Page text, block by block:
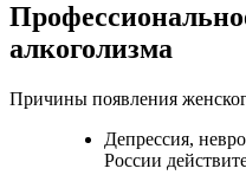
алкоголизма
Причины появления
Депрессия,
России